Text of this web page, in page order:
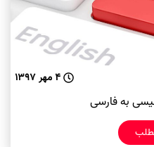
به فارسی